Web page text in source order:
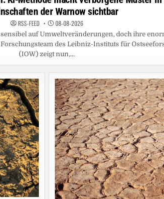
der Warnow sichtbar
RSS-FEED 08-08-2026
auf Umweltveränderungen, doch ihre
des Leibniz-Instituts für
(IOW) zeigt nun,...